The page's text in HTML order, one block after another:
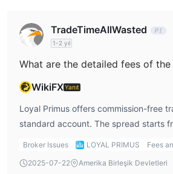
TradeTimeAllWasted
1-2 yıl
WikiFXYanıt
Loyal Primus offers commission-free
standard account. The spread starts
information is provided regarding
Broker Issues LOYAL PRIMUS
Fees
2025-07-22
Amerika Birleşik Devletleri